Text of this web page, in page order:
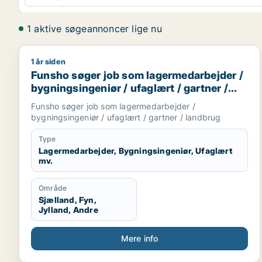
1 aktive søgeannoncer lige nu
Funsho søger job som lagermedarbejder /
1 år siden
Funsho søger job som lagermedarbejder /
bygningsingeniør / ufaglært / gartner /
landbrug
Funsho søger job som lagermedarbejder /
bygningsingeniør / ufaglært / gartner / landbrug
Type
Lagermedarbejder, Bygningsingeniør, Ufaglært
mv.
Område
Sjælland, Fyn,
Jylland, Andre
Mere info